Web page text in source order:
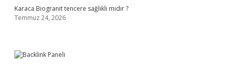
Karaca Biogranit tencere sağlıklı mıdır ?
Temmuz 24, 2026